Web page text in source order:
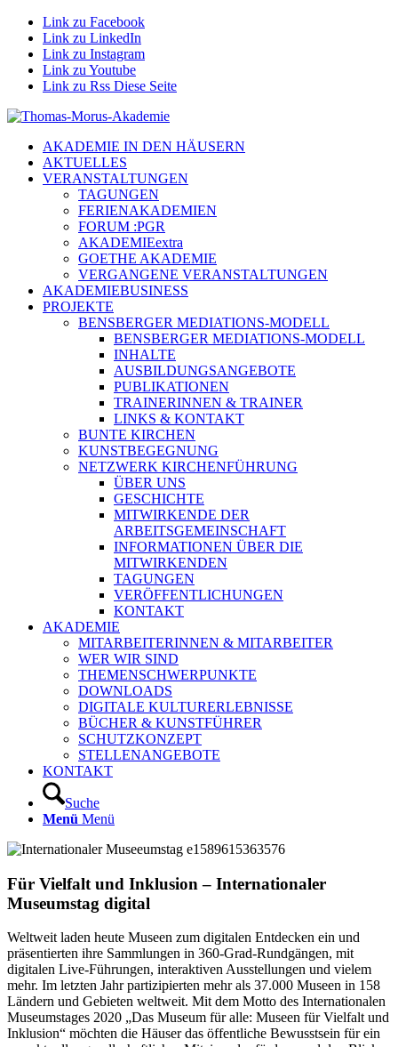
Link zu Facebook
Link zu LinkedIn
Link zu Instagram
Link zu Youtube
Link zu Rss Diese Seite
AKADEMIE IN DEN HÄUSERN
AKTUELLES
VERANSTALTUNGEN
TAGUNGEN
FERIENAKADEMIEN
FORUM :PGR
AKADEMIEextra
GOETHE AKADEMIE
VERGANGENE VERANSTALTUNGEN
AKADEMIEBUSINESS
PROJEKTE
BENSBERGER MEDIATIONS-MODELL
BENSBERGER MEDIATIONS-MODELL
INHALTE
AUSBILDUNGSANGEBOTE
PUBLIKATIONEN
TRAINERINNEN & TRAINER
LINKS & KONTAKT
BUNTE KIRCHEN
KUNSTBEGEGNUNG
NETZWERK KIRCHENFÜHRUNG
ÜBER UNS
GESCHICHTE
MITWIRKENDE DER
ARBEITSGEMEINSCHAFT
INFORMATIONEN ÜBER DIE
MITWIRKENDEN
TAGUNGEN
VERÖFFENTLICHUNGEN
KONTAKT
AKADEMIE
MITARBEITERINNEN & MITARBEITER
WER WIR SIND
THEMENSCHWERPUNKTE
DOWNLOADS
DIGITALE KULTURERLEBNISSE
BÜCHER & KUNSTFÜHRER
SCHUTZKONZEPT
STELLENANGEBOTE
KONTAKT
Suche
Menü Menü
Für Vielfalt und Inklusion – Internationaler
Museumstag digital
Weltweit laden heute Museen zum digitalen Entdecken ein und
präsentierten ihre Sammlungen in 360-Grad-Rundgängen, mit
digitalen Live-Führungen, interaktiven Ausstellungen und vielem
mehr. Im letzten Jahr partizipierten mehr als 37.000 Museen in 158
Ländern und Gebieten weltweit. Mit dem Motto des Internationalen
Museumstages 2020 „Das Museum für alle: Museen für Vielfalt und
Inklusion“ möchten die Häuser das öffentliche Bewusstsein für ein